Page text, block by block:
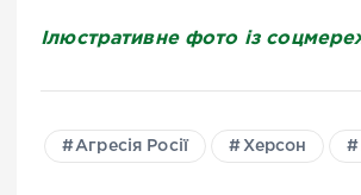
Ілюстративне фото із
Агресія Росії Херсон